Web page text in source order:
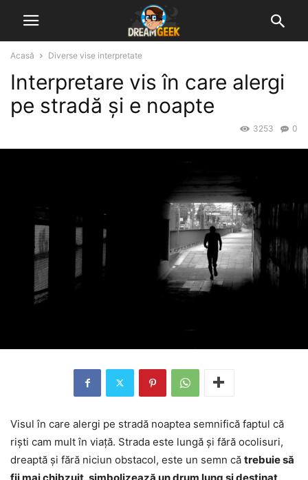
Acasă Diverse vise interpretate
Interpretare vis în care alergi
pe stradă și e noapte
0
3253
Visul în care alergi pe stradă noaptea semnifică faptul că
riști cam mult în viață. Strada este lungă și fără ocolisuri,
dreaptă și fără niciun obstacol, este un semn că trebuie să
fii mai chibzuit, simbolizează un drum lung și destinat,